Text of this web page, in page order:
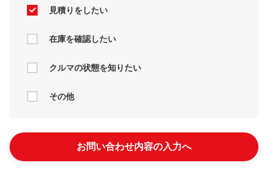
見積りをしたい
在庫を確認したい
クルマの状態を知りたい
その他
お問い合わせ内容の入力へ